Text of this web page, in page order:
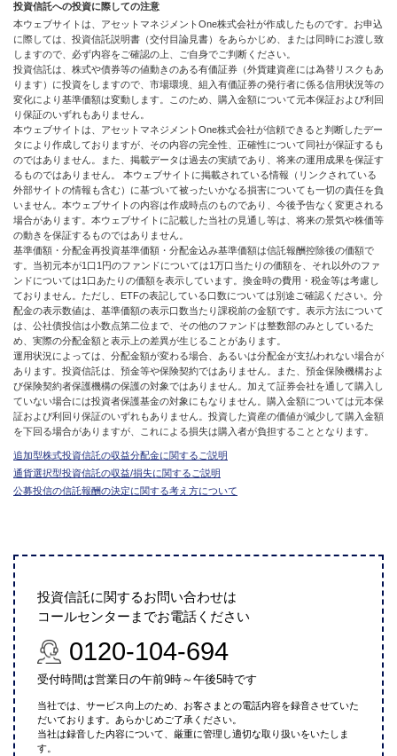
投資信託への投資に際しての注意
本ウェブサイトは、アセットマネジメントOne株式会社が作成したものです。お申込
に際しては、投資信託説明書（交付目論見書）をあらかじめ、または同時にお渡し致
しますので、必ず内容をご確認の上、ご自身でご判断ください。
投資信託は、株式や債券等の値動きのある有価証券（外貨建資産には為替リスクもあ
ります）に投資をしますので、市場環境、組入有価証券の発行者に係る信用状況等の
変化により基準価額は変動します。このため、購入金額について元本保証および利回
り保証のいずれもありません。
本ウェブサイトは、アセットマネジメントOne株式会社が信頼できると判断したデー
タにより作成しておりますが、その内容の完全性、正確性について同社が保証するも
のではありません。また、掲載データは過去の実績であり、将来の運用成果を保証す
るものではありません。 本ウェブサイトに掲載されている情報（リンクされている
外部サイトの情報も含む）に基づいて被ったいかなる損害についても一切の責任を負
いません。本ウェブサイトの内容は作成時点のものであり、今後予告なく変更される
場合があります。本ウェブサイトに記載した当社の見通し等は、将来の景気や株価等
の動きを保証するものではありません。
基準価額・分配金再投資基準価額・分配金込み基準価額は信託報酬控除後の価額で
す。当初元本が1口1円のファンドについては1万口当たりの価額を、それ以外のファ
ンドについては1口あたりの価額を表示しています。換金時の費用・税金等は考慮し
ておりません。ただし、ETFの表記している口数については別途ご確認ください。分
配金の表示数値は、基準価額の表示口数当たり課税前の金額です。表示方法について
は、公社債投信は小数点第二位まで、その他のファンドは整数部のみとしているた
め、実際の分配金額と表示上の差異が生じることがあります。
運用状況によっては、分配金額が変わる場合、あるいは分配金が支払われない場合が
あります。投資信託は、預金等や保険契約ではありません。また、預金保険機構およ
び保険契約者保護機構の保護の対象ではありません。加えて証券会社を通して購入し
ていない場合には投資者保護基金の対象にもなりません。購入金額については元本保
証および利回り保証のいずれもありません。投資した資産の価値が減少して購入金額
を下回る場合がありますが、これによる損失は購入者が負担することとなります。
追加型株式投資信託の収益分配金に関するご説明
通貨選択型投資信託の収益/損失に関するご説明
公募投信の信託報酬の決定に関する考え方について
投資信託に関するお問い合わせは
コールセンターまでお電話ください
0120-104-694
受付時間は営業日の午前9時～午後5時です
当社では、サービス向上のため、お客さまとの電話内容を録音させていた
だいております。あらかじめご了承ください。
当社は録音した内容について、厳重に管理し適切な取り扱いをいたしま
す。